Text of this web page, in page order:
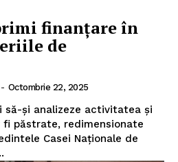
finanțare în
de
- Octombrie 22, 2025
să-și analizeze activitatea și
păstrate, redimensionate